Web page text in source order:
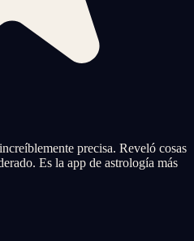
precisa. Reveló cosas
Es la app de astrología más